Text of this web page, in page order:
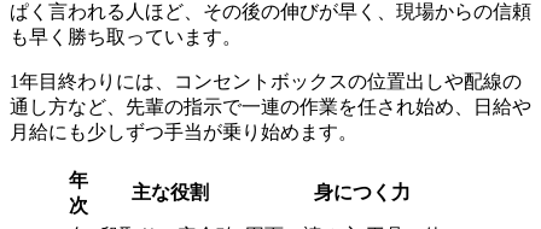
ぱく言われる人ほど、その後の伸びが早く、現場からの信頼
も早く勝ち取っています。
1年目終わりには、コンセントボックスの位置出しや配線の
通し方など、先輩の指示で一連の作業を任され始め、日給や
月給にも少しずつ手当が乗り始めます。
年
次
主な役割 身につく力